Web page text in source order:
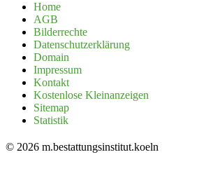
Home
AGB
Bilderrechte
Datenschutzerklärung
Domain
Impressum
Kontakt
Kostenlose Kleinanzeigen
Sitemap
Statistik
© 2026 m.bestattungsinstitut.koeln